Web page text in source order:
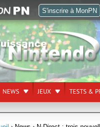
NEWS JEUX TESTS &
S'inscrire à MonPN